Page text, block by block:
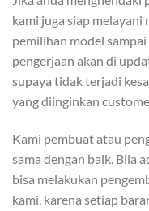
kami juga siap
pemilihan model
pengerjaan akan di
supaya tidak terjadi
yang diinginkan
Kami pembuat atau
sama dengan baik. Bila
bisa melakukan
kami, karena setiap